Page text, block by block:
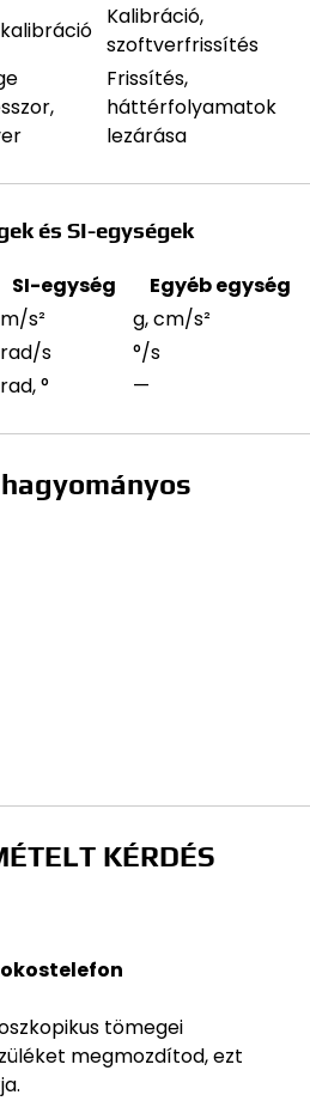
Kalibráció,
szoftverfrissítés
Frissítés,
háttérfolyamatok
lezárása
és SI-egységek
SI-egység
Egyéb egység
m/s²
g, cm/s²
rad/s
°/s
rad, ° —
KÉRDÉS
tömegei
megmozdítod, ezt